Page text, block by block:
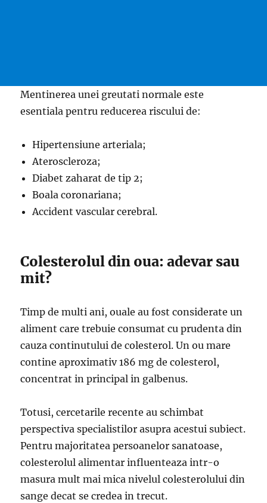
Mentinerea unei greutati normale este
esentiala pentru reducerea riscului de:
Hipertensiune arteriala;
Ateroscleroza;
Diabet zaharat de tip 2;
Boala coronariana;
Accident vascular cerebral.
Colesterolul din oua: adevar sau
mit?
Timp de multi ani, ouale au fost considerate un
aliment care trebuie consumat cu prudenta din
cauza continutului de colesterol. Un ou mare
contine aproximativ 186 mg de colesterol,
concentrat in principal in galbenus.
Totusi, cercetarile recente au schimbat
perspectiva specialistilor asupra acestui subiect.
Pentru majoritatea persoanelor sanatoase,
colesterolul alimentar influenteaza intr-o
masura mult mai mica nivelul colesterolului din
sange decat se credea in trecut.